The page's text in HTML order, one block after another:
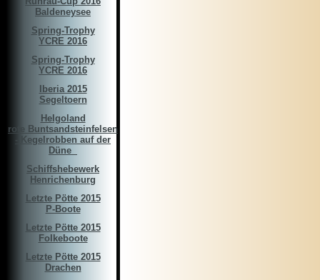
Baldeneysee
Spring-Trophy
YCRE 2016
Spring-Trophy
YCRE 2016
Iberia 2015
Segeltoern
Helgoland
rote Buntsandsteinfelsen
- Kegelrobben auf der
Düne ­­­ ­
Schiffshebewerk
Henrichenburg
Letzte Pötte 2015
P-Boote
Letzte Pötte 2015
Folkeboote
Letzte Pötte 2015
Drachen